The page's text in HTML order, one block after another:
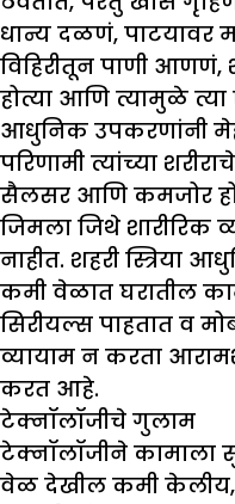
धान्य दळणं, पाटयावर
विहिरीतून पाणी
होत्या आणि त्यामुळे
आधुनिक उपकरणांनी
परिणामी त्यांच्या
सैलसर आणि कमजोर
जिमला जिथे शारीरिक
नाहीत. शहरी स्त्रिया
कमी वेळात घरातील
सिरीयल्स पाहतात व
व्यायाम न करता
करत आहे.
टेक्नॉलॉजीचे गुलाम
टेक्नॉलॉजीने
वेळ देखील कमी केलीय,